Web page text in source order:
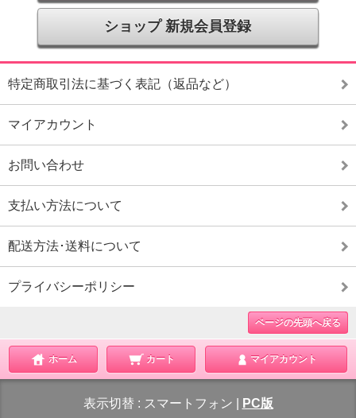
ショップ 新規会員登録
特定商取引法に基づく表記（返品など）
マイアカウント
お問い合わせ
支払い方法について
配送方法･送料について
プライバシーポリシー
ページの先頭へ戻る
ホーム カート マイアカウント
表示切替 : スマートフォン PC版